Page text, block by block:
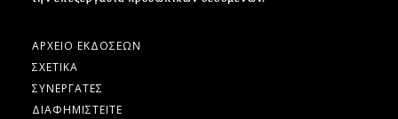
ΑΡΧΕΙΟ ΕΚΔΟΣΕΩΝ
ΣΧΕΤΙΚΑ
ΣΥΝΕΡΓΑΤΕΣ
ΔΙΑΦΗΜΙΣΤΕΙΤΕ